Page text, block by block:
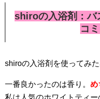
shiroの入浴剤：バ
コ
shiroの入浴剤を使ってみた
一番良かったのは香り。 め
私は人気のホワイトティ